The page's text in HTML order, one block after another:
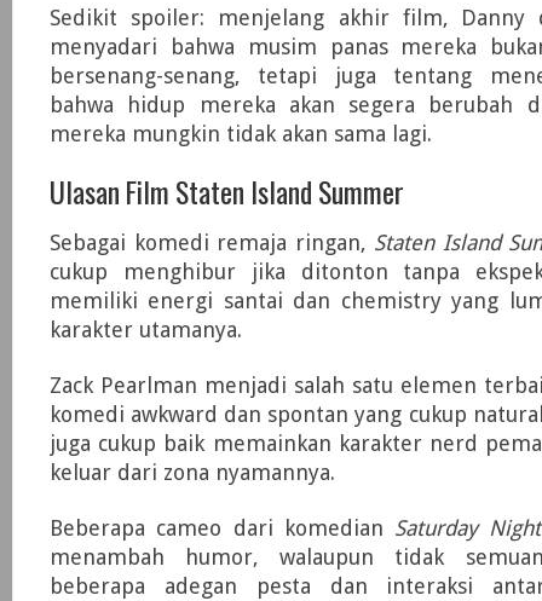
Sedikit spoiler: menjelang akhir film, Danny
menyadari bahwa musim panas mereka
bersenang-senang, tetapi juga tentang
bahwa hidup mereka akan segera berubah
mereka mungkin tidak akan sama lagi.
Ulasan Film Staten Island Summer
Sebagai komedi remaja ringan, Staten Island
cukup menghibur jika ditonton tanpa
memiliki energi santai dan chemistry yang
karakter utamanya.
Zack Pearlman menjadi salah satu elemen
komedi awkward dan spontan yang cukup
juga cukup baik memainkan karakter nerd
keluar dari zona nyamannya.
Beberapa cameo dari komedian Saturday
menambah humor, walaupun tidak
beberapa adegan pesta dan interaksi